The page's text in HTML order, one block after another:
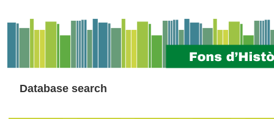
Database search